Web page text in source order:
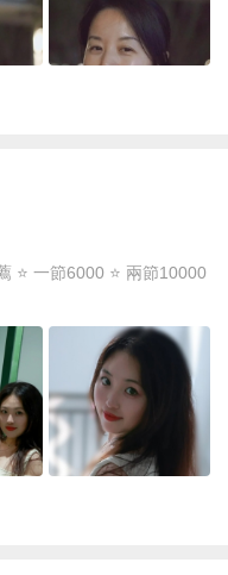
⭐️ 一節6000 ⭐️ 兩節10000